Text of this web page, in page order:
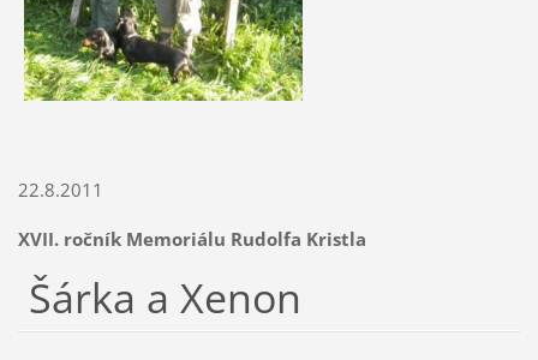
22.8.2011
XVII. ročník Memoriálu Rudolfa Kristla
Šárka a Xenon